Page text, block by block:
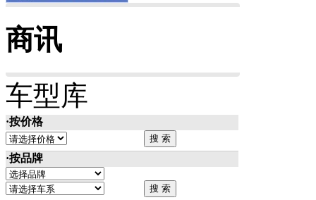
商讯
车型库
·按价格
·按品牌